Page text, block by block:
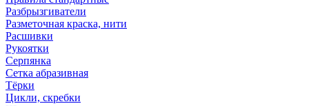
Разбрызгиватели
Разметочная краска, нити
Расшивки
Рукоятки
Серпянка
Сетка абразивная
Тёрки
Цикли, скребки